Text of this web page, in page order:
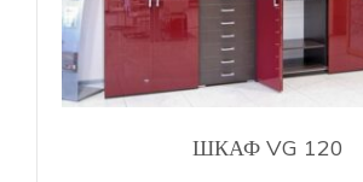
ШКАФ VG 120